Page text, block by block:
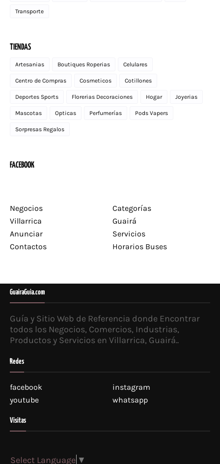
Transporte
TIENDAS
Artesanias Boutiques Roperias Celulares
Centro de Compras Cosmeticos Cotillones
Deportes Sports Florerias Decoraciones Hogar Joyerias
Mascotas Opticas Perfumerías Pods Vapers
Sorpresas Regalos
FACEBOOK
Negocios
Categorías
Villarrica
Guairá
Anunciar
Servicios
Contactos
Horarios Buses
GuairaGuia.com
Guía y Sitio Web de Referencia donde Encontrar
todos los Negocios, Comercios, Industrias,
Productos y Servicios en Villarrica, Guairá..
Redes
facebook
instagram
youtube
whatsapp
Visitas
Select Language ▼